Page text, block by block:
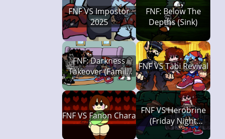
FNF VS Impostor
2025
FNF: Below The
Depths (Sink)
FNF: Darkness
Takeover (Family
Guy x Pibby)
FNF VS Tabi Revival
FNF VS Fanon Chara FNF VS Herobrine
(Friday Night
Funkin')